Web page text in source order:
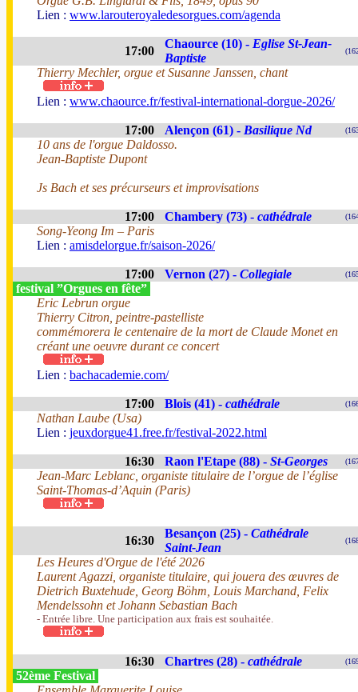
Lien : www.larouteroyaledesorgues.com/agenda
17:00
Chaource (10) - Eglise St-Jean-
Baptiste
Thierry Mechler, orgue et Susanne Janssen, chant
Lien : www.chaource.fr/festival-international-dorgue-2026/
17:00 Alençon (61) - Basilique Nd
10 ans de l'orgue Daldosso.
Jean-Baptiste Dupont
Js Bach et ses précurseurs et improvisations
17:00 Chambery (73) - cathédrale
Song-Yeong Im – Paris
Lien : amisdelorgue.fr/saison-2026/
17:00 Vernon (27) - Collegiale
festival ”Orgues en fête”
Eric Lebrun orgue
Thierry Citron, peintre-pastelliste
commémorera le centenaire de la mort de Claude Monet en
créant une oeuvre durant ce concert
Lien : bachacademie.com/
17:00 Blois (41) - cathédrale
Nathan Laube (Usa)
Lien : jeuxdorgue41.free.fr/festival-2022.html
16:30 Raon l'Etape (88) - St-Georges
Jean-Marc Leblanc, organiste titulaire de l’orgue de l’église
Saint-Thomas-d’Aquin (Paris)
16:30
Besançon (25) - Cathédrale
Saint-Jean
Les Heures d'Orgue de l'été 2026
Laurent Agazzi, organiste titulaire, qui jouera des œuvres de
Dietrich Buxtehude, Georg Böhm, Louis Marchand, Felix
Mendelssohn et Johann Sebastian Bach
- Entrée libre. Une participation aux frais est souhaitée.
16:30 Chartres (28) - cathédrale
52ème Festival